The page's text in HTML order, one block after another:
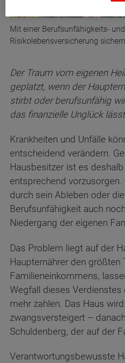
Mit einer Berufsunfähigkeits- und
Risikolebensversicherung
Der Traum vom eigenen
geplatzt, wenn der
stirbt oder berufsunfähig
das finanzielle Unglück
Krankheiten und Unfälle
entscheidend verändern.
Hausbesitzer ist es
entsprechend
durch sein Ableben oder
Berufsunfähigkeit auch
Niedergang der eigenen
Das Problem liegt auf der
Haupternährer den größten
Familieneinkommens,
Wegfall dieses
mehr zahlen. Das Haus
zwangsversteigert –
Schuldenberg, der auf der
Verantwortungsbewusste